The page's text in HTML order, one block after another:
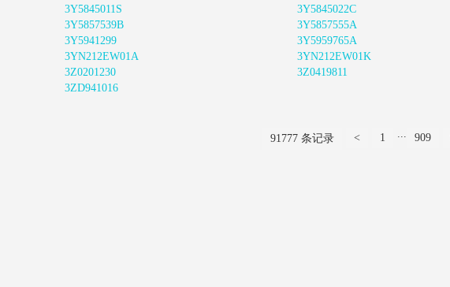
3Y5845011S
3Y5845022C
3Y5857539B
3Y5857555A
3Y5941299
3Y5959765A
3YN212EW01A
3YN212EW01K
3Z0201230
3Z0419811
3ZD941016
91777 条记录 < 1 ... 909